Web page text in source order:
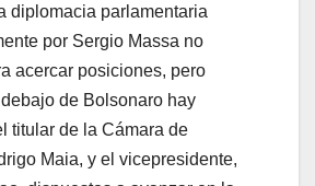
diplomacia parlamentaria
por Sergio Massa no
acercar posiciones, pero
de Bolsonaro hay
titular de la Cámara de
Maia, y el vicepresidente,